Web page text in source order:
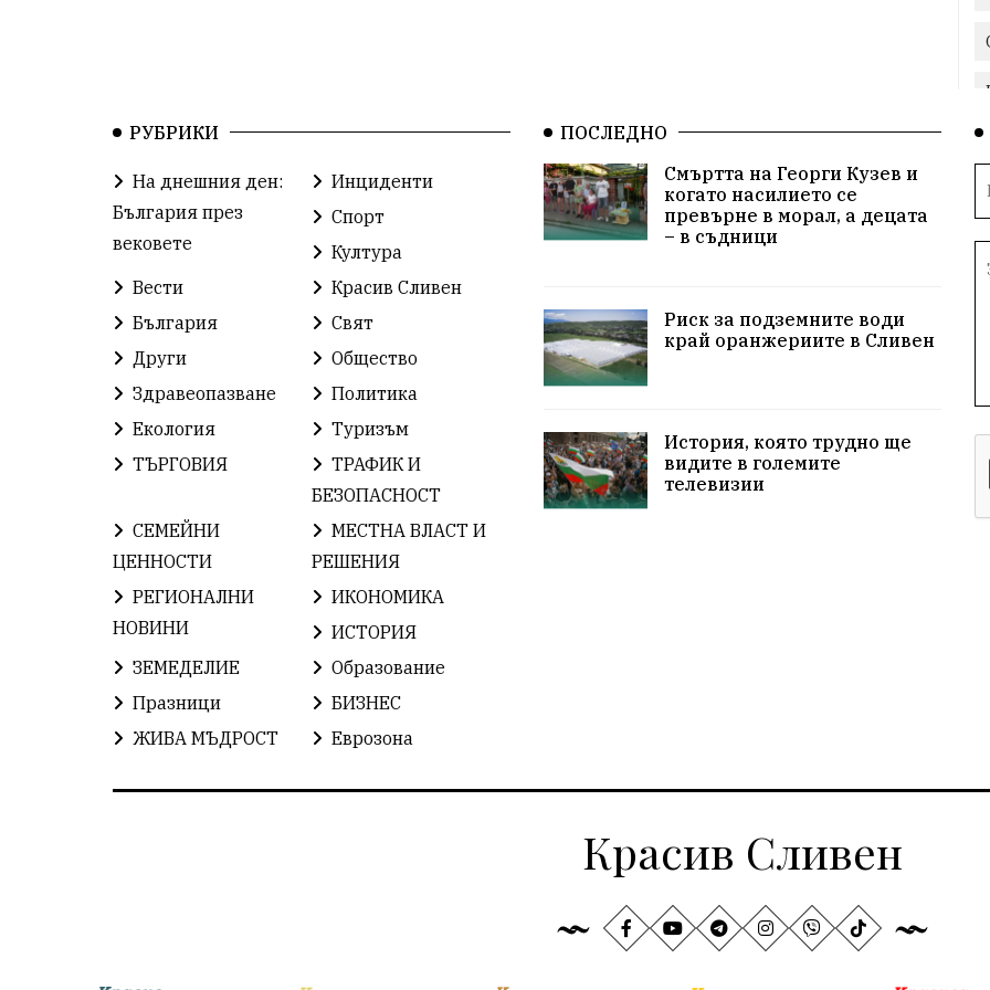
РУБРИКИ
На днешния ден:
България през
вековете
Инциденти
Спорт
Култура
Вести
Красив Сливен
България
Свят
Други
Общество
Здравеопазване
Политика
Екология
Туризъм
ТЪРГОВИЯ
ТРАФИК И
БЕЗОПАСНОСТ
СЕМЕЙНИ
ЦЕННОСТИ
МЕСТНА ВЛАСТ И
РЕШЕНИЯ
РЕГИОНАЛНИ
НОВИНИ
ИКОНОМИКА
ИСТОРИЯ
ЗЕМЕДЕЛИЕ
Образование
Празници
БИЗНЕС
ЖИВА МЪДРОСТ
Еврозона
ПОСЛЕДНО
Смъртта на Георги Кузев и
когато насилието се
превърне в морал, а децата
– в съдници
Риск за подземните води
край оранжериите в Сливен
История, която трудно ще
видите в големите
телевизии
Красив Сливен